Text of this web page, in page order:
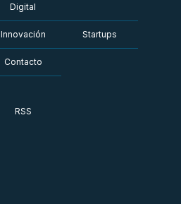
Digital
Innovación Startups
Contacto
RSS